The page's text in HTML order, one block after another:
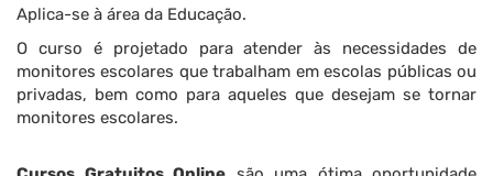
Aplica-se à área da Educação.
O curso é projetado para atender às necessidades de
monitores escolares que trabalham em escolas públicas ou
privadas, bem como para aqueles que desejam se tornar
monitores escolares.